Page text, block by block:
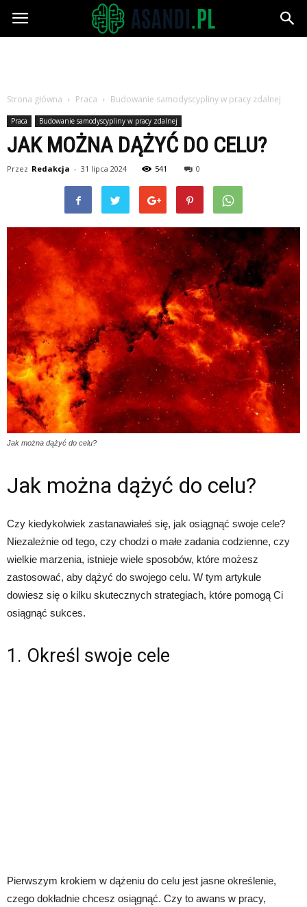
Asandi.pl
Strona główna Praca Budowanie samodyscypliny w pracy zdalnej
Praca Budowanie samodyscypliny w pracy zdalnej
JAK MOŻNA DĄŻYĆ DO CELU?
Przez Redakcja - 31 lipca 2024 541 0
Jak można dążyć do celu?
Jak można dążyć do celu?
Czy kiedykolwiek zastanawiałeś się, jak osiągnąć swoje cele?
Niezależnie od tego, czy chodzi o małe zadania codzienne, czy
wielkie marzenia, istnieje wiele sposobów, które możesz
zastosować, aby dążyć do swojego celu. W tym artykule
dowiesz się o kilku skutecznych strategiach, które pomogą Ci
osiągnąć sukces.
1. Określ swoje cele
Pierwszym krokiem w dążeniu do celu jest jasne określenie,
czego dokładnie chcesz osiągnąć. Czy to awans w pracy,